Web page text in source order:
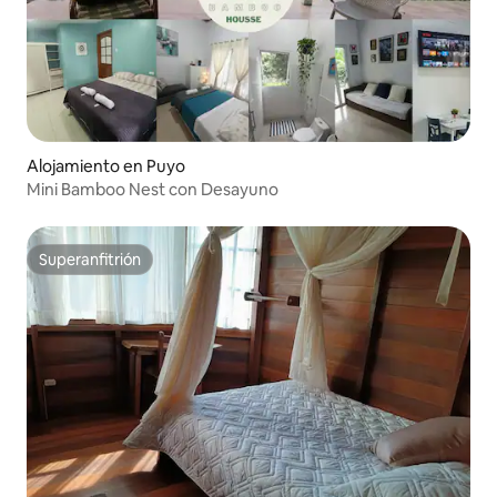
Alojamiento en Puyo
Mini Bamboo Nest con Desayuno
Superanfitrión
Superanfitrión